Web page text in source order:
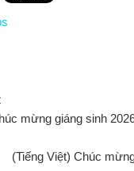
mừng giáng sinh
(Tiếng Việt) Chúc